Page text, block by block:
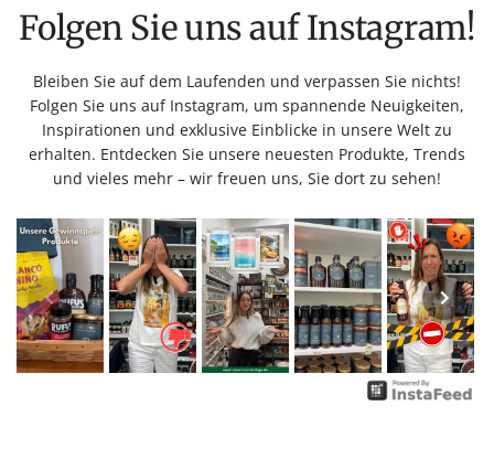
Folgen Sie uns auf Instagram!
Bleiben Sie auf dem Laufenden und verpassen Sie nichts!
Folgen Sie uns auf Instagram, um spannende Neuigkeiten,
Inspirationen und exklusive Einblicke in unsere Welt zu
erhalten. Entdecken Sie unsere neuesten Produkte, Trends
und vieles mehr – wir freuen uns, Sie dort zu sehen!